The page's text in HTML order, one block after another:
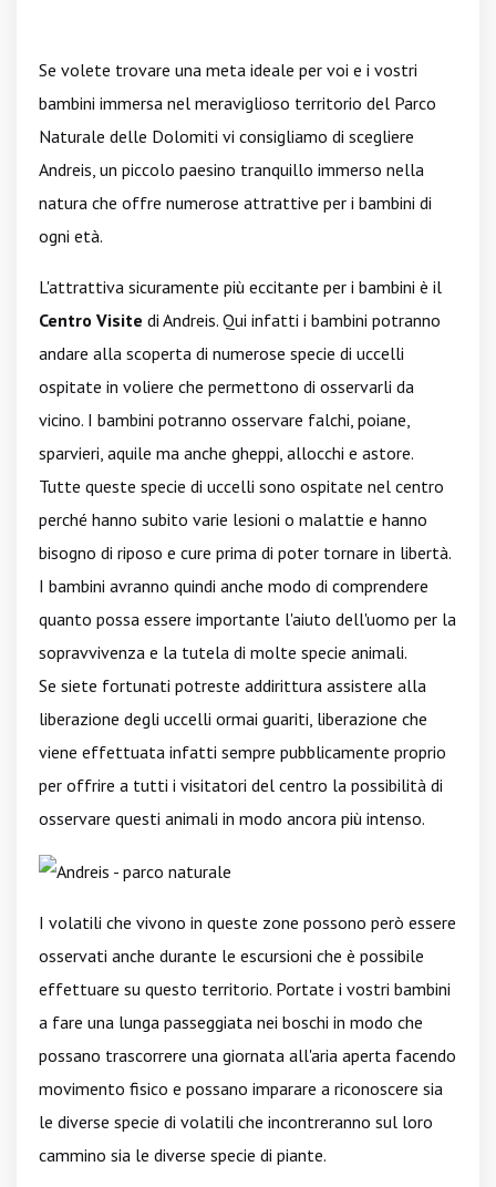
Se volete trovare una meta ideale per voi e i vostri
bambini immersa nel meraviglioso territorio del Parco
Naturale delle Dolomiti vi consigliamo di scegliere
Andreis, un piccolo paesino tranquillo immerso nella
natura che offre numerose attrattive per i bambini di
ogni età.
L'attrattiva sicuramente più eccitante per i bambini è il
Centro Visite di Andreis. Qui infatti i bambini potranno
andare alla scoperta di numerose specie di uccelli
ospitate in voliere che permettono di osservarli da
vicino. I bambini potranno osservare falchi, poiane,
sparvieri, aquile ma anche gheppi, allocchi e astore.
Tutte queste specie di uccelli sono ospitate nel centro
perché hanno subito varie lesioni o malattie e hanno
bisogno di riposo e cure prima di poter tornare in libertà.
I bambini avranno quindi anche modo di comprendere
quanto possa essere importante l'aiuto dell'uomo per la
sopravvivenza e la tutela di molte specie animali.
Se siete fortunati potreste addirittura assistere alla
liberazione degli uccelli ormai guariti, liberazione che
viene effettuata infatti sempre pubblicamente proprio
per offrire a tutti i visitatori del centro la possibilità di
osservare questi animali in modo ancora più intenso.
I volatili che vivono in queste zone possono però essere
osservati anche durante le escursioni che è possibile
effettuare su questo territorio. Portate i vostri bambini
a fare una lunga passeggiata nei boschi in modo che
possano trascorrere una giornata all'aria aperta facendo
movimento fisico e possano imparare a riconoscere sia
le diverse specie di volatili che incontreranno sul loro
cammino sia le diverse specie di piante.